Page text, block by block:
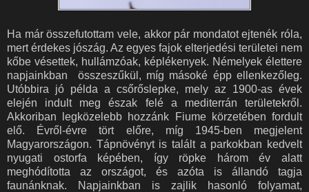
Ha már összefutottam vele, akkor pár mondatot ejtenék róla,
mert érdekes jószág. Az egyes fajok elterjedési területei nem
kőbe vésettek, hullámzóak, képlékenyek. Némelyek élettere
napjainkban összeszűkül, míg másoké épp ellenkezőleg.
Utóbbira jó példa a csőrőslepke, mely az 1900-as évek
elején indult meg észak felé a mediterrán területekről.
Akkoriban legközelebb hozzánk Fiume körzetében fordult
elő. Évről-évre tört előre, míg 1945-ben megjelent
Magyarországon. Tápnövényt is talált a parkokban kedvelt
nyugati ostorfa képében, így röpke három év alatt
meghódította az országot, és azóta is állandó tagja
faunánknak. Napjainkban is zajlik hasonló folyamat,